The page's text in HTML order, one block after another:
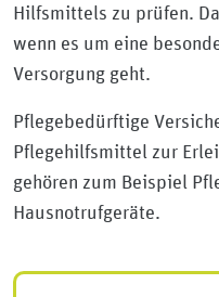
Hilfsmittels zu prüfen.
wenn es um eine
Versorgung geht.
Pflegebedürftige
Pflegehilfsmittel zur
gehören zum Beispiel
Hausnotrufgeräte.